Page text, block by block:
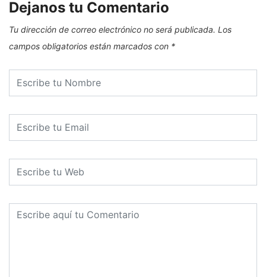
Dejanos tu Comentario
Tu dirección de correo electrónico no será publicada. Los
campos obligatorios están marcados con *